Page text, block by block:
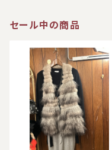
セール中の商品